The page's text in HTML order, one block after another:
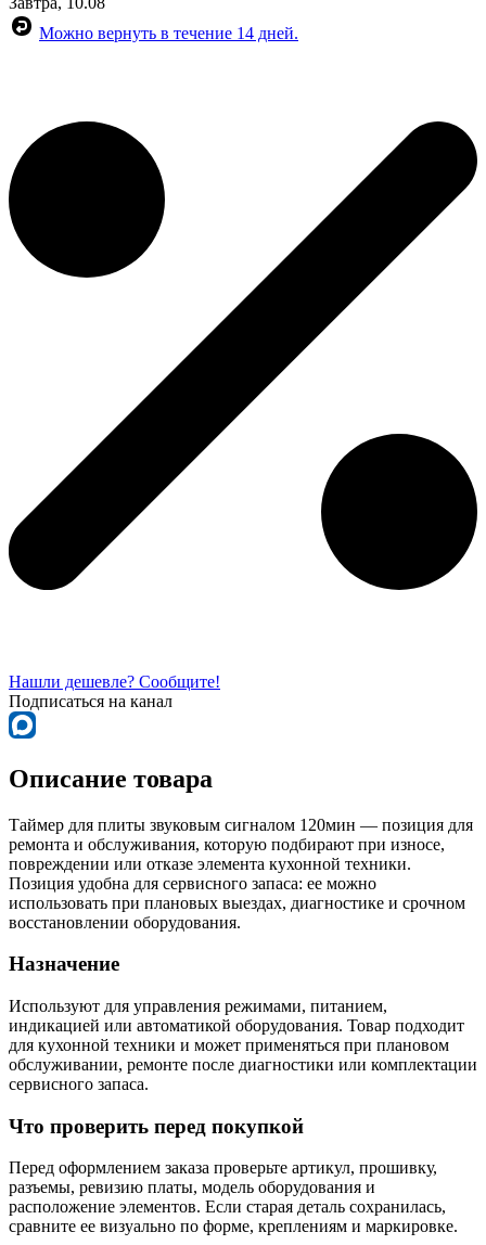
Можно вернуть в течение 14 дней.
Нашли дешевле? Сообщите!
Подписаться на канал
Описание товара
Таймер для плиты звуковым сигналом 120мин — позиция для
ремонта и обслуживания, которую подбирают при износе,
повреждении или отказе элемента кухонной техники.
Позиция удобна для сервисного запаса: ее можно
использовать при плановых выездах, диагностике и срочном
восстановлении оборудования.
Назначение
Используют для управления режимами, питанием,
индикацией или автоматикой оборудования. Товар подходит
для кухонной техники и может применяться при плановом
обслуживании, ремонте после диагностики или комплектации
сервисного запаса.
Что проверить перед покупкой
Перед оформлением заказа проверьте артикул, прошивку,
разъемы, ревизию платы, модель оборудования и
расположение элементов. Если старая деталь сохранилась,
сравните ее визуально по форме, креплениям и маркировке.